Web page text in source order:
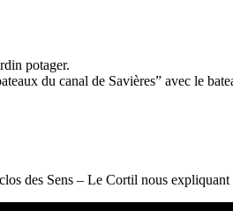
potager.
du canal de Savières” avec le
des Sens – Le Cortil nous